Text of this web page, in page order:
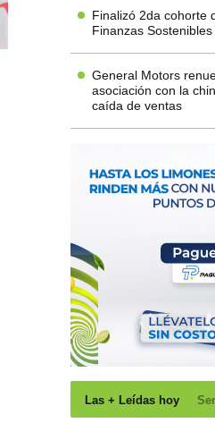
Finalizó 2da cohorte
Finanzas
General Motors
asociación con la
caída de ventas
Las + Leídas hoy